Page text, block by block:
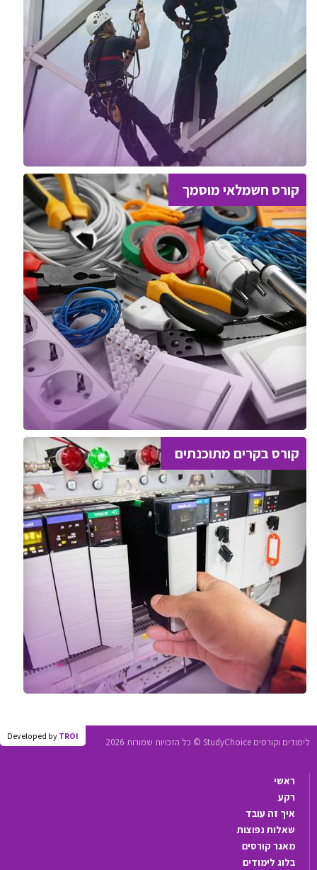
קורס חשמלאי מוסמך
קורס בקרים מתוכנתים
Developed by TROI
לימודים וקורסים StudyChoice © כל הזכויות שמורות 2026
ראשי
רקע
איך זה עובד
שאלות נפוצות
מאגר קורסים
בלוג לימודים